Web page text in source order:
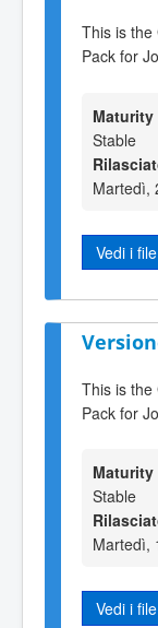
This is the
Pack for
Maturity
Stable
Martedì,
Vedi i file
This is the
Pack for
Maturity
Stable
Martedì,
Vedi i file